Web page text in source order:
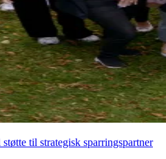
til strategisk sparringspartner